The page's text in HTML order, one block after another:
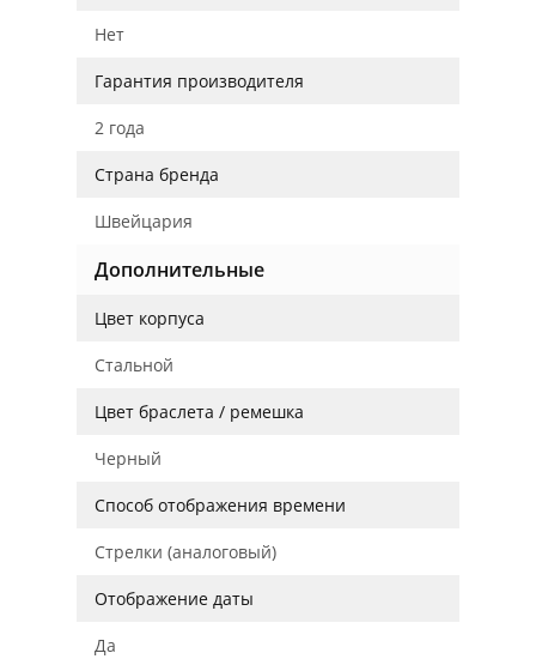
Нет
Гарантия производителя
2 года
Страна бренда
Швейцария
Дополнительные
Цвет корпуса
Стальной
Цвет браслета / ремешка
Черный
Способ отображения времени
Стрелки (аналоговый)
Отображение даты
Да